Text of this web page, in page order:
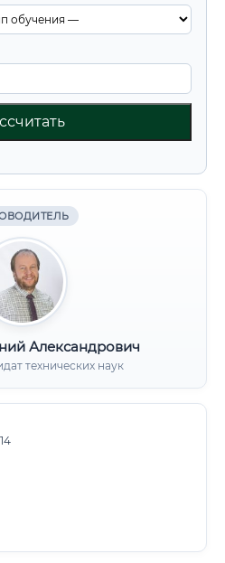
Александрович
технических наук